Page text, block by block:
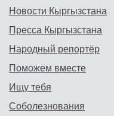
Новости Кыргызстана
Пресса Кыргызстана
Народный репортёр
Поможем вместе
Ищу тебя
Соболезнования